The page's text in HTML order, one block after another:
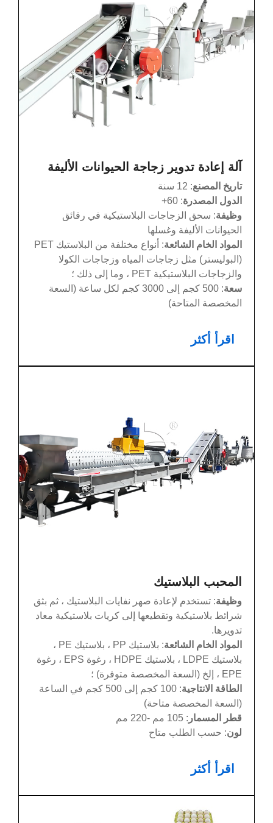
آلة إعادة تدوير زجاجة الحيوانات الأليفة
تاريخ المصنع: 12 سنة
الدول المصدرة: 60+
وظيفة: سحق الزجاجات البلاستيكية في رقائق
الحيوانات الأليفة وغسلها
المواد الخام الشائعة
: أنواع مختلفة من البلاستيك PET
(البوليستر) مثل زجاجات المياه وزجاجات الكولا
والزجاجات البلاستيكية PET ، وما إلى ذلك ؛
سعة
: 500 كجم إلى 3000 كجم لكل ساعة (السعة
المخصصة المتاحة)
اقرأ أكثر
المحبب البلاستيك
وظيفة: تستخدم لإعادة صهر نفايات البلاستيك ، ثم بثق
شرائط بلاستيكية وتقطيعها إلى كريات بلاستيكية معاد
تدويرها.
المواد الخام الشائعة
: بلاستيك PP ، بلاستيك PE ،
بلاستيك LDPE ، بلاستيك HDPE ، رغوة EPS ، رغوة
EPE ، إلخ (السعة المخصصة متوفرة) ؛
الطاقة الانتاجية
: 100 كجم إلى 500 كجم في الساعة
(السعة المخصصة متاحة)
قطر المسمار : 105 مم -220 مم
لون: حسب الطلب متاح
اقرأ أكثر